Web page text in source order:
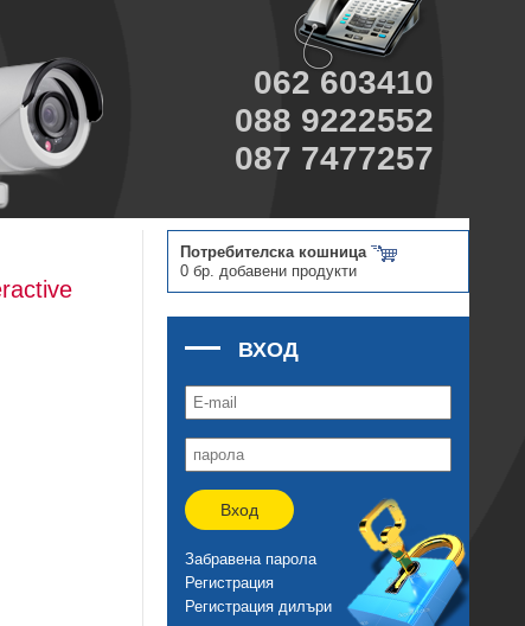
062 603410
088 9222552
087 7477257
Потребителска кошница
0 бр. добавени продукти
ВХОД
Вход
Забравена парола
Регистрация
Регистрация дилъри